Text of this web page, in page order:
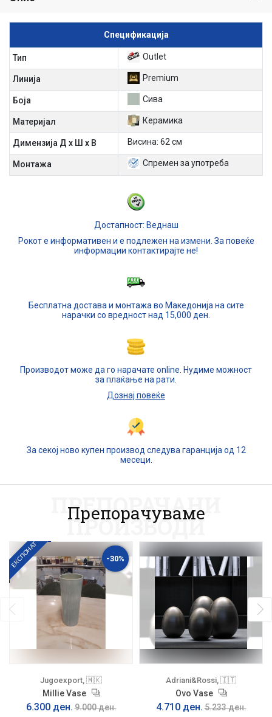
Спецификација
Тип Outlet
Линија Premium
Боја Сива
Материјал Керамика
Димензија Д х Ш х В Висина: 62 см
Mонтажа Спремен за употреба
Достапност: Веднаш
Рокот е информативен и е подлежен на измени. За повеќе
информации контактирајте не!
Бесплатна достава и монтажа во Македонија на сите
нарачки со вредност над 15,000 ден.
Производот може да го нарачате online. Нудиме можност
за плаќање на рати.
Дознај повеќе
За секој ново купен производ следува гаранција од 12
месеци.
Препорачуваме
ПРЕПОРАЧАНИ
ПРОИЗВОДИ
ЕКСПОНАТ -30%
Jugoexport, 🇲🇰
Millie Vase
6.300 ден. 9.000 ден.
Adriani&Rossi, 🇮🇹
Ovo Vase
4.710 ден. 5.233 ден.